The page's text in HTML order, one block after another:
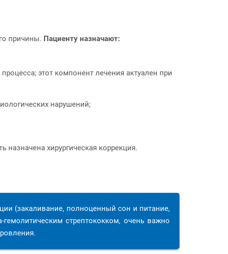
причины. Пациенту назначают:
этот компонент лечения актуален при
нарушений;
хирургическая коррекция.
(закаливание, полноценный сон и питание,
стрептококком, очень важно